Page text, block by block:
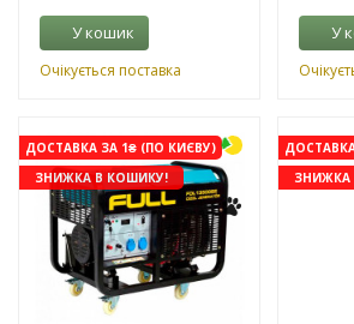
У кошик
Очікується поставка
У
ДОСТАВКА ЗА 1₴ (ПО КИЄВУ)
ЗНИЖКА В КОШИКУ!
ЗНИЖКА